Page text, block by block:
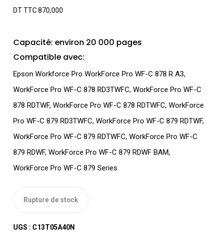
DT TTC870,000
Capacité: environ 20 000 pages
Compatible avec:
Epson Workforce Pro WorkForce Pro WF-C 878 R A3,
WorkForce Pro WF-C 878 RD3TWFC, WorkForce Pro WF-C
878 RDTWF, WorkForce Pro WF-C 878 RDTWFC, WorkForce
Pro WF-C 879 RD3TWFC, WorkForce Pro WF-C 879 RDTWF,
WorkForce Pro WF-C 879 RDTWFC, WorkForce Pro WF-C
879 RDWF, WorkForce Pro WF-C 879 RDWF BAM,
WorkForce Pro WF-C 879 Series
Rupture de stock
UGS : C13T05A40N